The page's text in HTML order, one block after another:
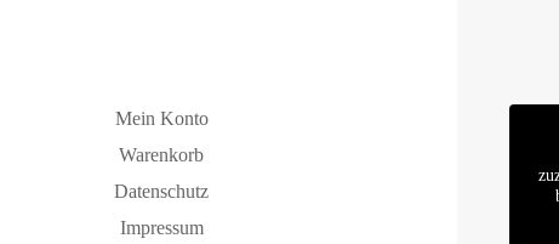
Mein Konto
Warenkorb
Datenschutz
Impressum